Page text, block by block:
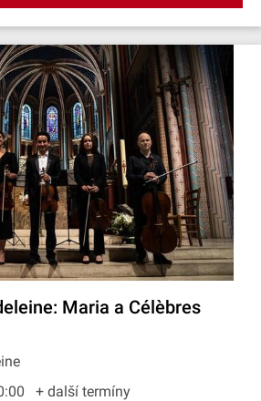
Maria a Célèbres
+ další termíny